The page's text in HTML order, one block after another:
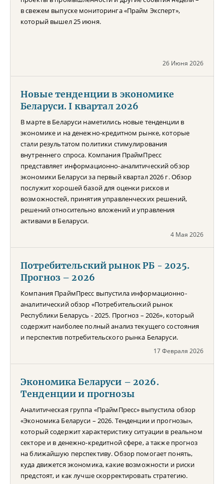
в свежем выпуске мониторинга «Прайм Эксперт»,
который вышел 25 июня.
26 Июня 2026
Новые тенденции в экономике
Беларуси. I квартал 2026
В марте в Беларуси наметились новые тенденции в
экономике и на денежно-кредитном рынке, которые
стали результатом политики стимулирования
внутреннего спроса. Компания ПраймПресс
представляет информационно-аналитический обзор
экономики Беларуси за первый квартал 2026 г. Обзор
послужит хорошей базой для оценки рисков и
возможностей, принятия управленческих решений,
решений относительно вложений и управления
активами в Беларуси.
4 Мая 2026
Потребительский рынок РБ - 2025.
Прогноз – 2026
Компания ПраймПресс выпустила информационно-
аналитический обзор «Потребительский рынок
Республики Беларусь - 2025. Прогноз – 2026», который
содержит наиболее полный анализ текущего состояния
и перспектив потребительского рынка Беларуси.
17 Февраля 2026
Экономика Беларуси – 2026.
Тенденции и прогнозы
Аналитическая группа «ПраймПресс» выпустила обзор
«Экономика Беларуси – 2026. Тенденции и прогнозы»,
который содержит характеристику ситуации в реальном
секторе и в денежно-кредитной сфере, а также прогноз
на ближайшую перспективу. Обзор помогает понять,
куда движется экономика, какие возможности и риски
предстоят, и как лучше скорректировать стратегию.